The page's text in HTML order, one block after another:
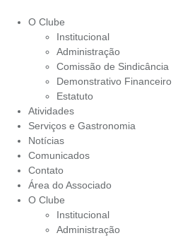
O Clube
Institucional
Administração
Comissão de Sindicância
Demonstrativo Financeiro
Estatuto
Atividades
Serviços e Gastronomia
Notícias
Comunicados
Contato
Área do Associado
O Clube
Institucional
Administração